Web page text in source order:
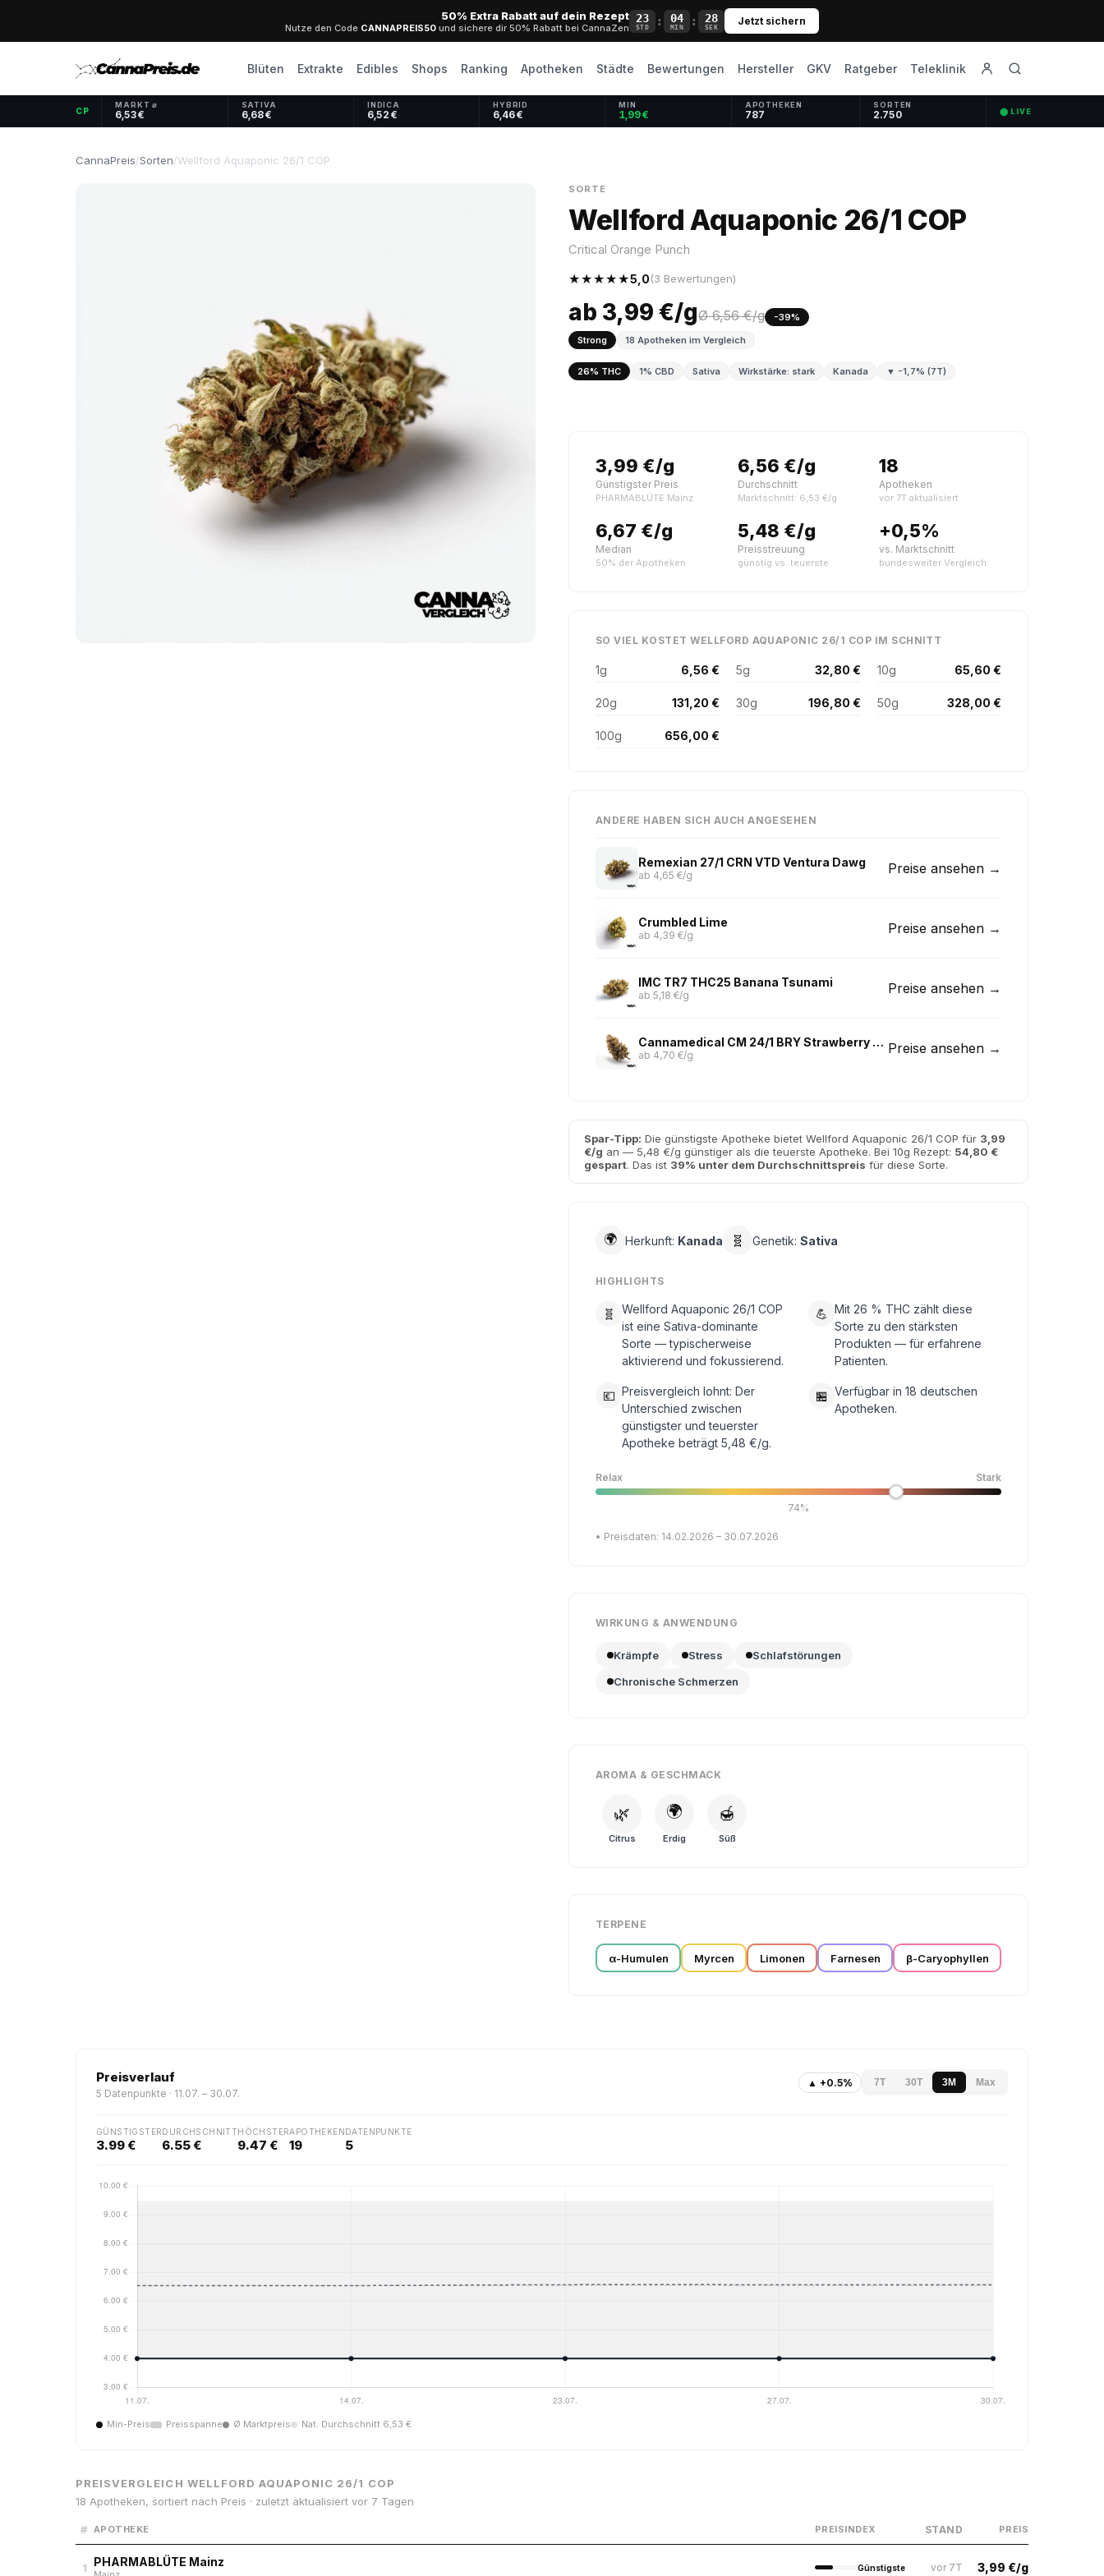
50% Extra Rabatt auf dein Rezept
Nutze den Code CANNAPREIS50 und sichere dir 50% Rabatt bei CannaZen
23
STD : 04
MIN : 27
SEK Jetzt sichern
Blüten Extrakte Edibles Shops Ranking Apotheken Städte Bewertungen Hersteller GKV Ratgeber Teleklinik
CP
MARKT ⌀
6,53 €
SATIVA
6,68 €
INDICA
6,52 €
HYBRID
6,46 €
MIN
1,99 €
APOTHEKEN
787
SORTEN
2.750 ⬤ LIVE
CannaPreis/Sorten/Wellford Aquaponic 26/1 COP
SORTE
Wellford Aquaponic 26/1 COP
Critical Orange Punch
★★★★★5,0(3 Bewertungen)
ab 3,99 €/gØ 6,56 €/g
-39%
Strong
18 Apotheken im Vergleich
26% THC 1% CBD Sativa Wirkstärke: stark Kanada ▼ -1,7% (7T)
3,99 €/g
Günstigster Preis
PHARMABLÜTE Mainz
6,56 €/g
Durchschnitt
Marktschnitt: 6,53 €/g
18
Apotheken
vor 7T aktualisiert
6,67 €/g
Median
50% der Apotheken
5,48 €/g
Preisstreuung
günstig vs. teuerste
+0,5%
vs. Marktschnitt
bundesweiter Vergleich
SO VIEL KOSTET WELLFORD AQUAPONIC 26/1 COP IM SCHNITT
1g 6,56 € 5g 32,80 € 10g 65,60 €
20g 131,20 € 30g 196,80 € 50g 328,00 €
100g 656,00 €
ANDERE HABEN SICH AUCH ANGESEHEN
Remexian 27/1 CRN VTD Ventura Dawg
ab 4,65 €/g Preise ansehen →
Crumbled Lime
ab 4,39 €/g Preise ansehen →
IMC TR7 THC25 Banana Tsunami
ab 5,18 €/g Preise ansehen →
Cannamedical CM 24/1 BRY Strawberry OG
ab 4,70 €/g Preise ansehen →
Spar-Tipp: Die günstigste Apotheke bietet Wellford Aquaponic 26/1 COP für 3,99
€/g an — 5,48 €/g günstiger als die teuerste Apotheke. Bei 10g Rezept: 54,80 €
gespart. Das ist 39% unter dem Durchschnittspreis für diese Sorte.
🌍 Herkunft: Kanada 🧬 Genetik: Sativa
HIGHLIGHTS
🧬
Wellford Aquaponic 26/1 COP
ist eine Sativa-dominante
Sorte — typischerweise
aktivierend und fokussierend.
💪 Mit 26 % THC zählt diese
Sorte zu den stärksten
Produkten — für erfahrene
Patienten.
💶 Preisvergleich lohnt: Der
Unterschied zwischen
günstigster und teuerster
Apotheke beträgt 5,48 €/g.
🏪 Verfügbar in 18 deutschen
Apotheken.
Relax Stark
74%
• Preisdaten: 14.02.2026 – 30.07.2026
WIRKUNG & ANWENDUNG
Krämpfe Stress
Schlafstörungen
Chronische Schmerzen
AROMA & GESCHMACK
🌿
Citrus
🌍
Erdig
🍯
Süß
TERPENE
α-Humulen Myrcen Limonen Farnesen β-Caryophyllen
Preisverlauf
5 Datenpunkte · 11.07. – 30.07.
▲ +0.5% 7T 30T 3M Max
GÜNSTIGSTER
3.99 €
DURCHSCHNITT
6.55 €
HÖCHSTER
9.47 €
APOTHEKEN
19
DATENPUNKTE
5
Min-Preis Preisspanne Ø Marktpreis Nat. Durchschnitt 6,53 €
PREISVERGLEICH WELLFORD AQUAPONIC 26/1 COP
18 Apotheken, sortiert nach Preis · zuletzt aktualisiert vor 7 Tagen
# APOTHEKE PREISINDEX STAND PREIS
1 PHARMABLÜTE Mainz Günstigste vor 7T 3,99 €/g